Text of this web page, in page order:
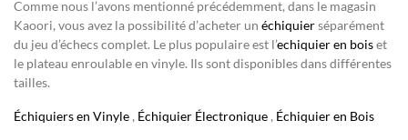
Comme nous l’avons mentionné précédemment, dans le magasin
Kaoori, vous avez la possibilité d’acheter un échiquierséparément
du jeu d’échecs complet. Le plus populaire est l’echiquier en boiset
le plateau enroulable en vinyle. Ils sont disponibles dans différentes
tailles.
Échiquiers en Vinyle , Échiquier Électronique , Échiquier en Bois